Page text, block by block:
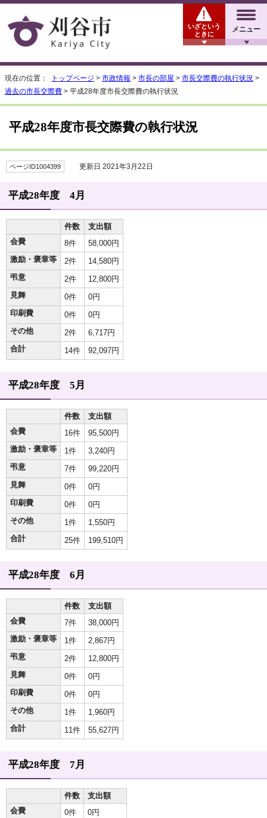
メニュー
いざという
ときに
現在の位置： トップページ > 市政情報 > 市長の部屋 > 市長交際費の執行状況 >
過去の市長交際費 > 平成28年度市長交際費の執行状況
平成28年度市長交際費の執行状況
ページID1004399 更新日 2021年3月22日
平成28年度 4月
件数
支出額
会費
8件
58,000円
激励・褒章等
2件
14,580円
弔意
2件
12,800円
見舞
0件
0円
印刷費
0件
0円
その他
2件
6,717円
合計
14件 92,097円
平成28年度 5月
件数
支出額
会費
16件
95,500円
激励・褒章等
1件
3,240円
弔意
7件
99,220円
見舞
0件
0円
印刷費
0件
0円
その他
1件
1,550円
合計
25件 199,510円
平成28年度 6月
件数
支出額
会費
7件
38,000円
激励・褒章等
1件
2,867円
弔意
2件
12,800円
見舞
0件
0円
印刷費
0件
0円
その他
1件
1,960円
合計
11件 55,627円
平成28年度 7月
件数
支出額
会費
0件
0円